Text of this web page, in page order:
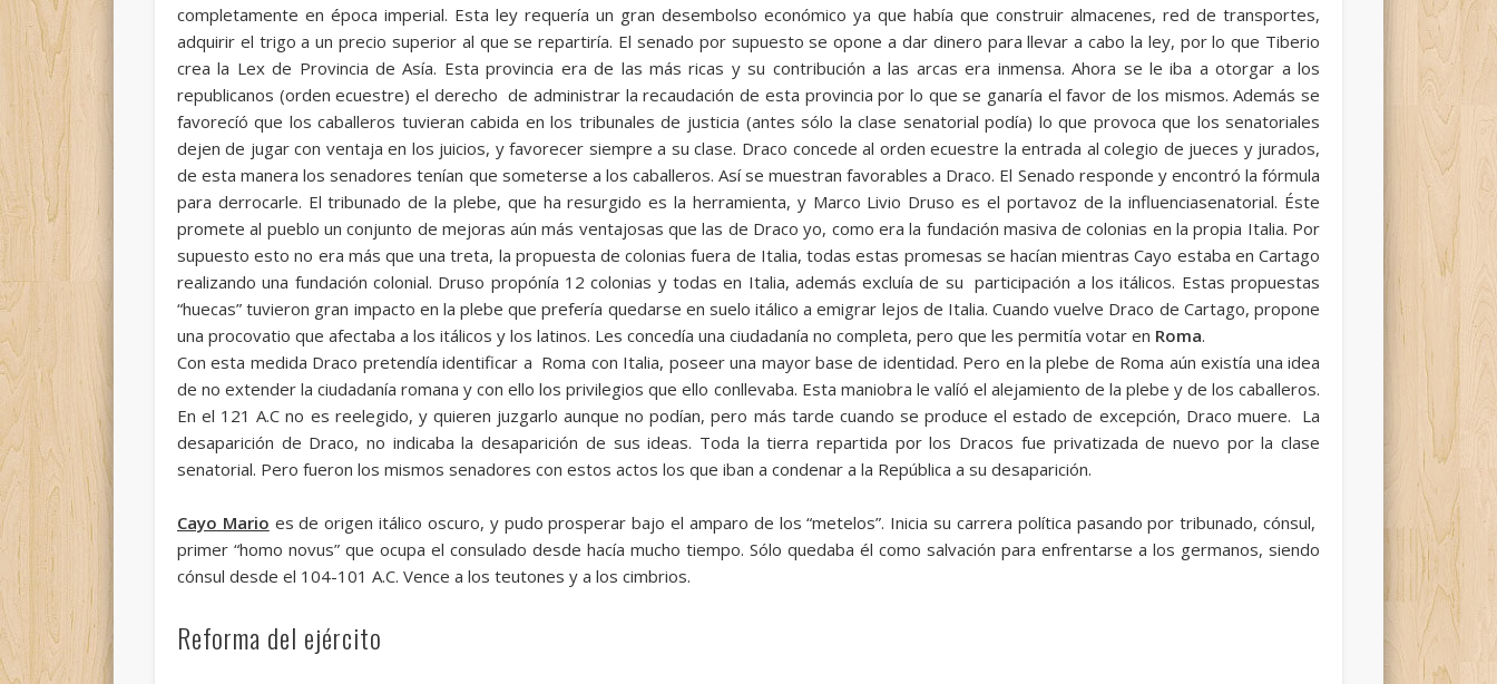
completamente en época imperial. Esta ley requería un gran desembolso económico ya que había que construir almacenes, red de transportes,
adquirir el trigo a un precio superior al que se repartiría. El senado por supuesto se opone a dar dinero para llevar a cabo la ley, por lo que Tiberio
crea la Lex de Provincia de Asía. Esta provincia era de las más ricas y su contribución a las arcas era inmensa. Ahora se le iba a otorgar a los
republicanos (orden ecuestre) el derecho de administrar la recaudación de esta provincia por lo que se ganaría el favor de los mismos. Además se
favorecíó que los caballeros tuvieran cabida en los tribunales de justicia (antes sólo la clase senatorial podía) lo que provoca que los senatoriales
dejen de jugar con ventaja en los juicios, y favorecer siempre a su clase. Draco concede al orden ecuestre la entrada al colegio de jueces y jurados,
de esta manera los senadores tenían que someterse a los caballeros. Así se muestran favorables a Draco. El Senado responde y encontró la fórmula
para derrocarle. El tribunado de la plebe, que ha resurgido es la herramienta, y Marco Livio Druso es el portavoz de la influenciasenatorial. Éste
promete al pueblo un conjunto de mejoras aún más ventajosas que las de Draco yo, como era la fundación masiva de colonias en la propia Italia. Por
supuesto esto no era más que una treta, la propuesta de colonias fuera de Italia, todas estas promesas se hacían mientras Cayo estaba en Cartago
realizando una fundación colonial. Druso propónía 12 colonias y todas en Italia, además excluía de su participación a los itálicos. Estas propuestas
“huecas” tuvieron gran impacto en la plebe que prefería quedarse en suelo itálico a emigrar lejos de Italia. Cuando vuelve Draco de Cartago, propone
una procovatio que afectaba a los itálicos y los latinos. Les concedía una ciudadanía no completa, pero que les permitía votar en Roma.
Con esta medida Draco pretendía identificar a Roma con Italia, poseer una mayor base de identidad. Pero en la plebe de Roma aún existía una idea
de no extender la ciudadanía romana y con ello los privilegios que ello conllevaba. Esta maniobra le valíó el alejamiento de la plebe y de los caballeros.
En el 121 A.C no es reelegido, y quieren juzgarlo aunque no podían, pero más tarde cuando se produce el estado de excepción, Draco muere. La
desaparición de Draco, no indicaba la desaparición de sus ideas. Toda la tierra repartida por los Dracos fue privatizada de nuevo por la clase
senatorial. Pero fueron los mismos senadores con estos actos los que iban a condenar a la República a su desaparición.
Cayo Mario es de origen itálico oscuro, y pudo prosperar bajo el amparo de los “metelos”. Inicia su carrera política pasando por tribunado, cónsul,
primer “homo novus” que ocupa el consulado desde hacía mucho tiempo. Sólo quedaba él como salvación para enfrentarse a los germanos, siendo
cónsul desde el 104-101 A.C. Vence a los teutones y a los cimbrios.
Reforma del ejército